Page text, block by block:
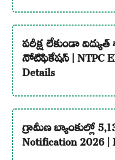
పరీక్ష లేకుండా
నోటిఫికేషన్ | NTPC
Details
గ్రామీణ బ్యాంకుల్లో
Notification 2026